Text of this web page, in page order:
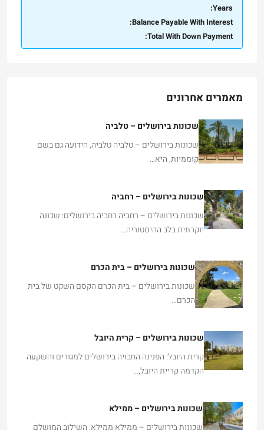
Years:
Balance Payable With Interest:
Total With Down Payment:
מאמרים אחרונים
שכונות בירושלים – טלביה
שכונות בירושלים – טלביה טלביה, הידועה גם בשם
קוממיות, היא…
שכונות בירושלים – רחביה
שכונות בירושלים – רחביה רחביה בירושלים: שכונה
יוקרתית בלב ההיסטוריה…
שכונות בירושלים – בית הכרם
שכונות בירושלים – בית הכרם הקסם השקט של בית
הכרם…
שכונות בירושלים – קרית היובל
קרית היובל: הפנינה החבויה בירושלים למגורים והשקעה
הקדמה קריית היובל,…
שכונות בירושלים – ממילא
שכונות בירושלים – ממילא ממילא: השילוב המושלם